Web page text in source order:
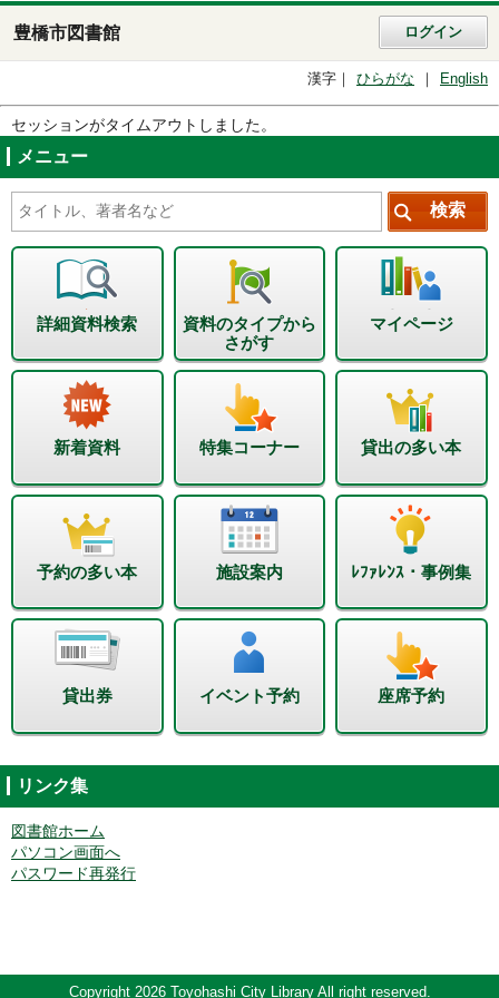
豊橋市図書館 ログイン
漢字 ひらがな English
セッションがタイムアウトしました。
メニュー
詳細資料検索
資料のタイプから
さがす
マイページ
新着資料 特集コーナー 貸出の多い本
予約の多い本 施設案内 ﾚﾌｧﾚﾝｽ・事例集
貸出券 イベント予約 座席予約
リンク集
図書館ホーム
パソコン画面へ
パスワード再発行
Copyright 2026 Toyohashi City Library All right reserved.